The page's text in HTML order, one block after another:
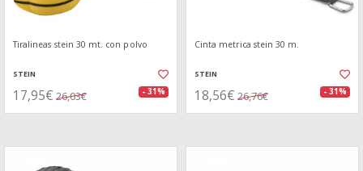
Tiralineas stein 30 mt. con polvo
STEIN
17,95€ 26,03€ - 31%
Cinta metrica stein 30 m.
STEIN
18,56€ 26,76€ - 31%